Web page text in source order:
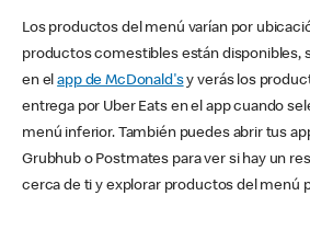
Los productos del menú varían por
productos comestibles están disponibles,
en elapp de McDonald'sy verás los
entrega por Uber Eats en el app cuando
menú inferior. También puedes abrir tus
Grubhub o Postmates para ver si hay un
cerca de ti y explorar productos del menú